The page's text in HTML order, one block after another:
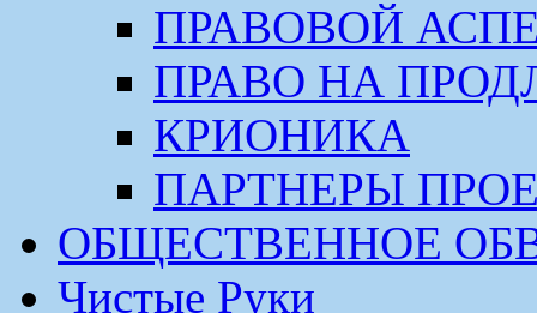
ПРАВОВОЙ
ПРАВО НА
КРИОНИКА
ПАРТНЕРЫ
ОБЩЕСТВЕННОЕ
Чистые Руки